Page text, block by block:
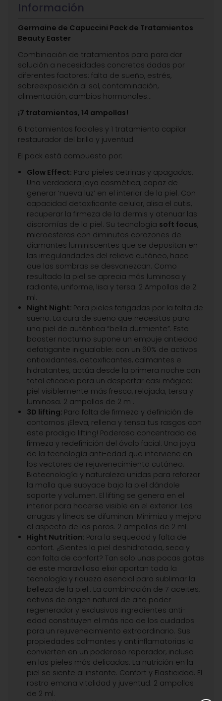
Información
Germaine de Capuccini Pack de Tratamientos
Beauty Easter
Combinación de tratamientos para para dar
solución a necesidades concretas dadas por
diferentes factores: falta de sueño, estrés,
sobreexposición al sol, contaminación,
alimentación, cambios hormonales…
¡7 tratamientos, 14 ampollas!
6 tratamientos faciales y 1 tratamiento capilar
restaurador del brillo y juventud.
El pack está compuesto por:
Glow Effect: Para pieles cetrinas y apagadas.
Una verdadera joya cosmética, capaz de
generar ‘nueva luz’ en el interior de la piel. Con
capacidad detoxificante celular, alisa el cutis,
recuperar la firmeza de la dermis y atenuar las
discromías de la piel. Su tecnología soft focus,
microesferas con diminutos corazones de
diamantes luminiscentes que se depositan en
las irregularidades del relieve cutáneo, hace
que las sombras se desvanezcan. Como
resultado la piel se aprecia más luminosa y
radiante, uniforme, lisa y tersa. 2 Ampollas de 2
ml.
Night Night: Para pieles fatigadas por la falta de
sueño. La cura de sueño que necesitas para
una piel de auténtica “bella durmiente”. Este
booster nocturno supone un empuje antiedad
defatigante inigualable: con un 60% de activos
antioxidantes, detoxificantes, calmantes e
hidratantes, actúa desde la primera noche con
total eficacia para un despertar casi mágico:
piel visiblemente más fresca, relajada, tersa y
luminosa. 2 ampollas de 2 m .
3D lifting: Para falta de firmeza y definición de
contornos. ¡Eleva, rellena y tensa tus rasgos con
este prodigio lifting! Poderoso concentrado de
firmeza y redefinición del óvalo facial. Una joya
de la tecnología anti-edad que interviene en
los vectores de rejuvenecimiento cutáneo.
Biotecnología y naturaleza unidas para reforzar
la malla que subyace bajo la piel dándole
soporte y volumen. El lifting se genera en el
interior para hacerse visible en el exterior. Las
arrugas y líneas se difuminan. Minimiza y mejora
el aspecto de los poros. 2 ampollas de 2 ml.
Hight Nutrition: Para la sequedad y falta de
confort. ¿Sientes la piel deshidratada, seca y
con falta de confort? Tan solo unas pocas gotas
de este maravilloso elixir aportan toda la
tecnología y riqueza esencial para sublimar la
belleza de la piel.. La combinación de 7 aceites,
activos de origen natural de alto poder
regenerador y exclusivos ingredientes anti-
edad constituyen el más rico de los cuidados
para un rejuvenecimiento extraordinario. Sus
propiedades calmantes y antiinflamatorias lo
convierten en un poderoso reparador, incluso
en las pieles más delicadas. La nutrición en la
piel se siente al instante. Confort y Elasticidad. El
rostro emana vitalidad y juventud. 2 ampollas
de 2 ml.